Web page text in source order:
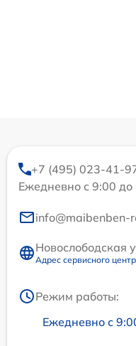
+7 (495) 023-41-
Ежедневно с 9:00 до
info@maibenben-
Новослободская
Адрес сервисного
Режим работы:
Ежедневно с